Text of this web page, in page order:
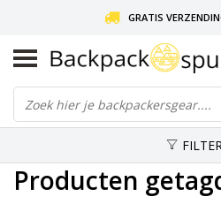
GRATIS
LIEFDE VOOR
30 DAGEN
Producten